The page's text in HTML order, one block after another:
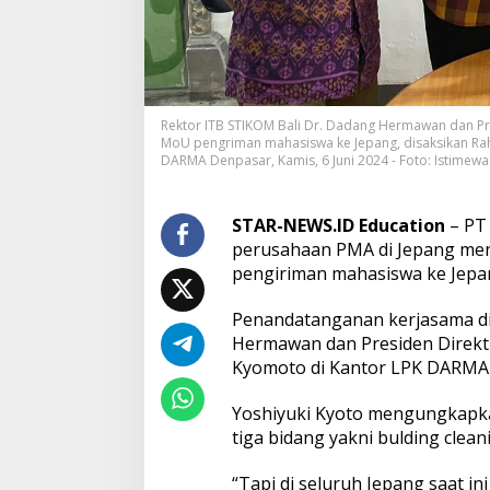
a
l
i
,
T
s
u
b
a
I
n
t
e
n
a
s
o
n
a
A
Rektor ITB STIKOM Bali Dr. Dadang Hermawan dan
MoU pengriman mahasiswa ke Jepang, disaksikan
DARMA Denpasar, Kamis, 6 Juni 2024 - Foto: Istimewa
STAR-NEWS.ID Education –
perusahaan PMA di Jepang
pengiriman mahasiswa ke
Penandatanganan kerjasama
Hermawan dan Presiden
Kyomoto di Kantor LPK
Yoshiyuki Kyoto
tiga bidang yakni bulding
“Tapi di seluruh Jepang saat